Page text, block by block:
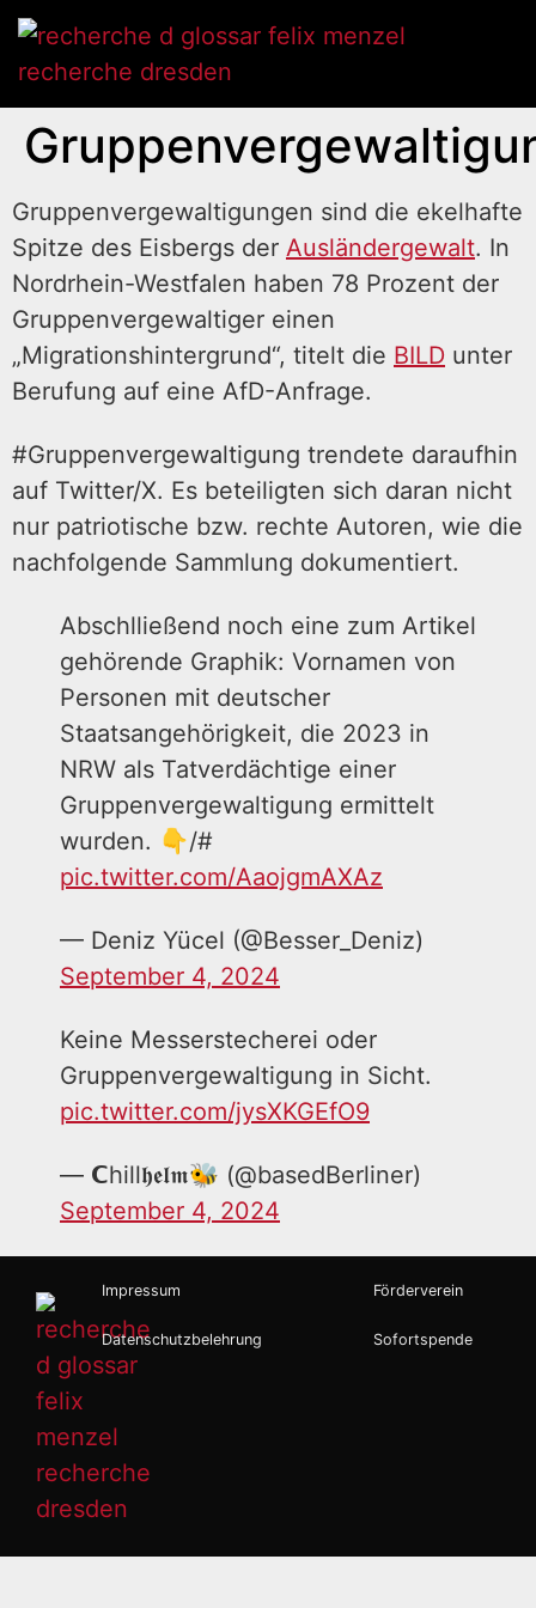
Gruppenvergewaltigungen sind die ekelhafte
Spitze des Eisbergs der Ausländergewalt. In
Nordrhein-Westfalen haben 78 Prozent der
Gruppenvergewaltiger einen
„Migrationshintergrund“, titelt die BILD unter
Berufung auf eine AfD-Anfrage.
#Gruppenvergewaltigung trendete daraufhin
auf Twitter/X. Es beteiligten sich daran nicht
nur patriotische bzw. rechte Autoren, wie die
nachfolgende Sammlung dokumentiert.
Abschlließend noch eine zum Artikel
gehörende Graphik: Vornamen von
Personen mit deutscher
Staatsangehörigkeit, die 2023 in
NRW als Tatverdächtige einer
Gruppenvergewaltigung ermittelt
wurden. 👇/#
pic.twitter.com/AaojgmAXAz
— Deniz Yücel (@Besser_Deniz)
September 4, 2024
Keine Messerstecherei oder
Gruppenvergewaltigung in Sicht.
pic.twitter.com/jysXKGEfO9
— 𝗖hill𝖍𝖊𝖑𝖒🐝 (@basedBerliner)
September 4, 2024
Impressum
Datenschutzbelehrung
Förderverein
Sofortspende